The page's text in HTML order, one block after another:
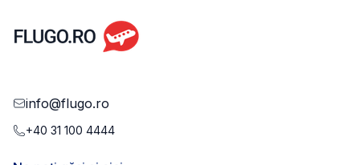
info@flugo.ro
+40 31 100 4444